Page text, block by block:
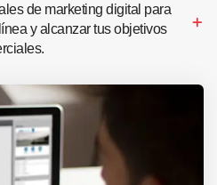
de marketing digital para
y alcanzar tus objetivos